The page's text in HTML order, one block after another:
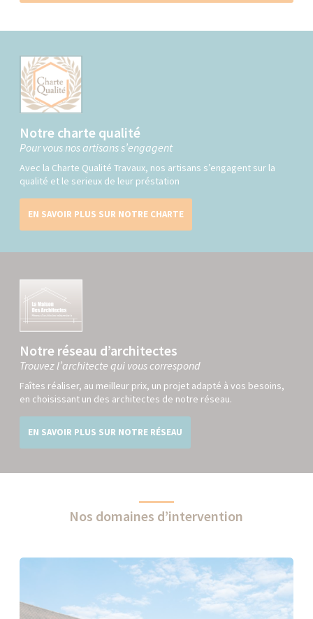
Notre charte qualité
Pour vous nos artisans s’engagent
Avec la Charte Qualité Travaux, nos artisans s’engagent sur la
qualité et le serieux de leur préstation
EN SAVOIR PLUS SUR NOTRE CHARTE
Notre réseau d’architectes
Trouvez l’architecte qui vous correspond
Faîtes réaliser, au meilleur prix, un projet adapté à vos besoins,
en choisissant un des architectes de notre réseau.
EN SAVOIR PLUS SUR NOTRE RÉSEAU
Nos domaines d’intervention